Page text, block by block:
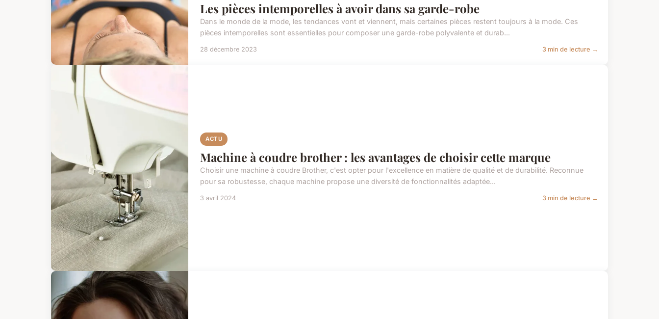
Les pièces intemporelles à avoir dans sa garde-robe
Dans le monde de la mode, les tendances vont et viennent, mais certaines pièces restent toujours à la mode. Ces
pièces intemporelles sont essentielles pour composer une garde-robe polyvalente et durab...
28 décembre 2023 3 min de lecture →
ACTU
Machine à coudre brother : les avantages de choisir cette marque
Choisir une machine à coudre Brother, c'est opter pour l'excellence en matière de qualité et de durabilité. Reconnue
pour sa robustesse, chaque machine propose une diversité de fonctionnalités adaptée...
3 avril 2024 3 min de lecture →